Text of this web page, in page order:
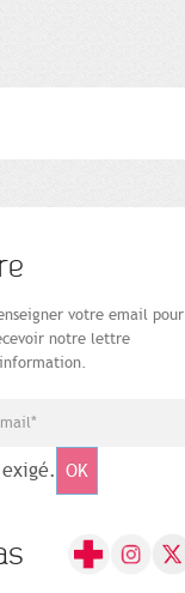
votre email pour
notre lettre
OK